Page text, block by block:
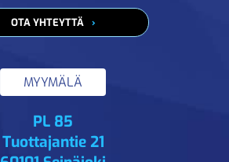
OTA YHTEYTTÄ
MYYMÄLÄ
PL 85
Tuottajantie 21